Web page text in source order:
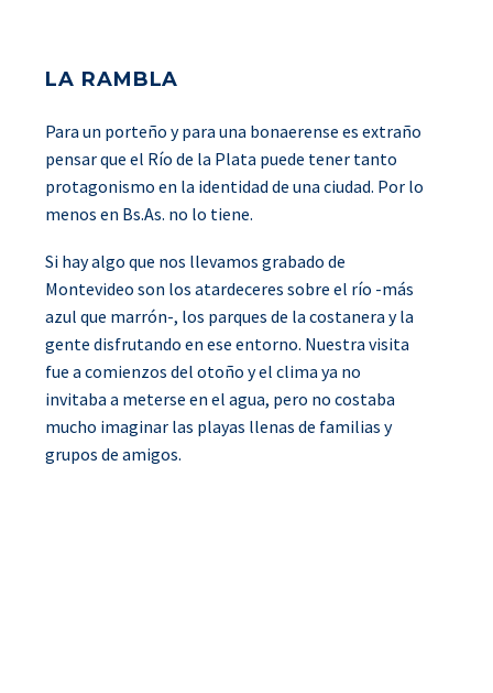
LA RAMBLA
Para un porteño y para una bonaerense es extraño
pensar que el Río de la Plata puede tener tanto
protagonismo en la identidad de una ciudad. Por lo
menos en Bs.As. no lo tiene.
Si hay algo que nos llevamos grabado de
Montevideo son los atardeceres sobre el río -más
azul que marrón-, los parques de la costanera y la
gente disfrutando en ese entorno. Nuestra visita
fue a comienzos del otoño y el clima ya no
invitaba a meterse en el agua, pero no costaba
mucho imaginar las playas llenas de familias y
grupos de amigos.